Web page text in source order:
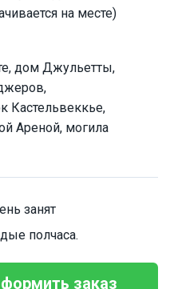
на месте)
дом Джульетты,
Кастельвеккье,
Ареной, могила
занят
полчаса.
заказ